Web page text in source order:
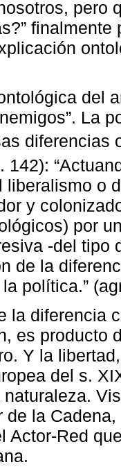
pero
del
La
diferencias
142):
liberalismo o
y
por
-del tipo
de la
política.”
la diferencia
es producto
Y la
del s.
de la
Actor-Red